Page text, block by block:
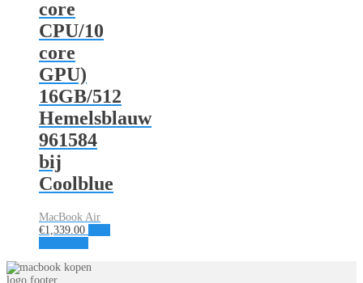
core
CPU/10
core
GPU)
16GB/512
Hemelsblauw
961584
bij
Coolblue
MacBook Air
€1,339.00